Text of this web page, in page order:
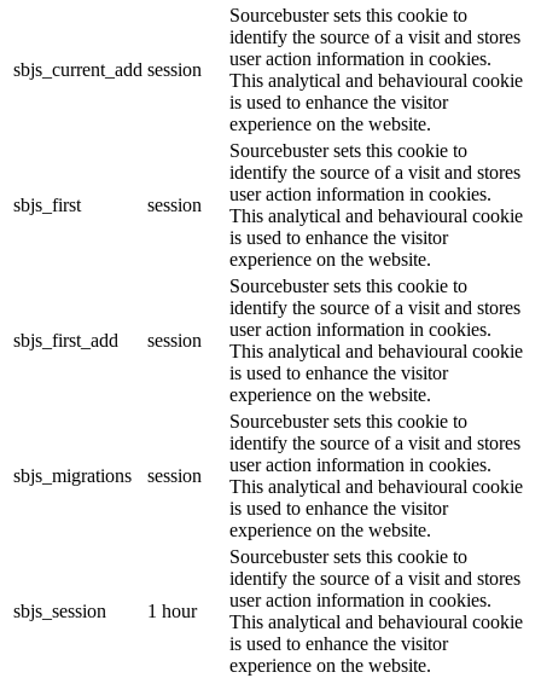
sbjs_current_add session
Sourcebuster sets this cookie to
identify the source of a visit and stores
user action information in cookies.
This analytical and behavioural cookie
is used to enhance the visitor
experience on the website.
sbjs_first session
Sourcebuster sets this cookie to
identify the source of a visit and stores
user action information in cookies.
This analytical and behavioural cookie
is used to enhance the visitor
experience on the website.
sbjs_first_add session
Sourcebuster sets this cookie to
identify the source of a visit and stores
user action information in cookies.
This analytical and behavioural cookie
is used to enhance the visitor
experience on the website.
sbjs_migrations session
Sourcebuster sets this cookie to
identify the source of a visit and stores
user action information in cookies.
This analytical and behavioural cookie
is used to enhance the visitor
experience on the website.
sbjs_session 1 hour
Sourcebuster sets this cookie to
identify the source of a visit and stores
user action information in cookies.
This analytical and behavioural cookie
is used to enhance the visitor
experience on the website.